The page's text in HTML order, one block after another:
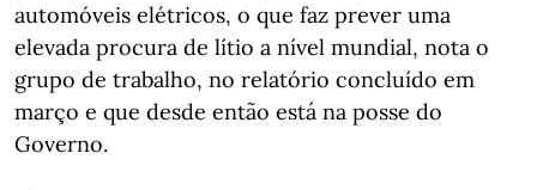
automóveis elétricos, o que faz prever uma
elevada procura de lítio a nível mundial, nota o
grupo de trabalho, no relatório concluído em
março e que desde então está na posse do
Governo.